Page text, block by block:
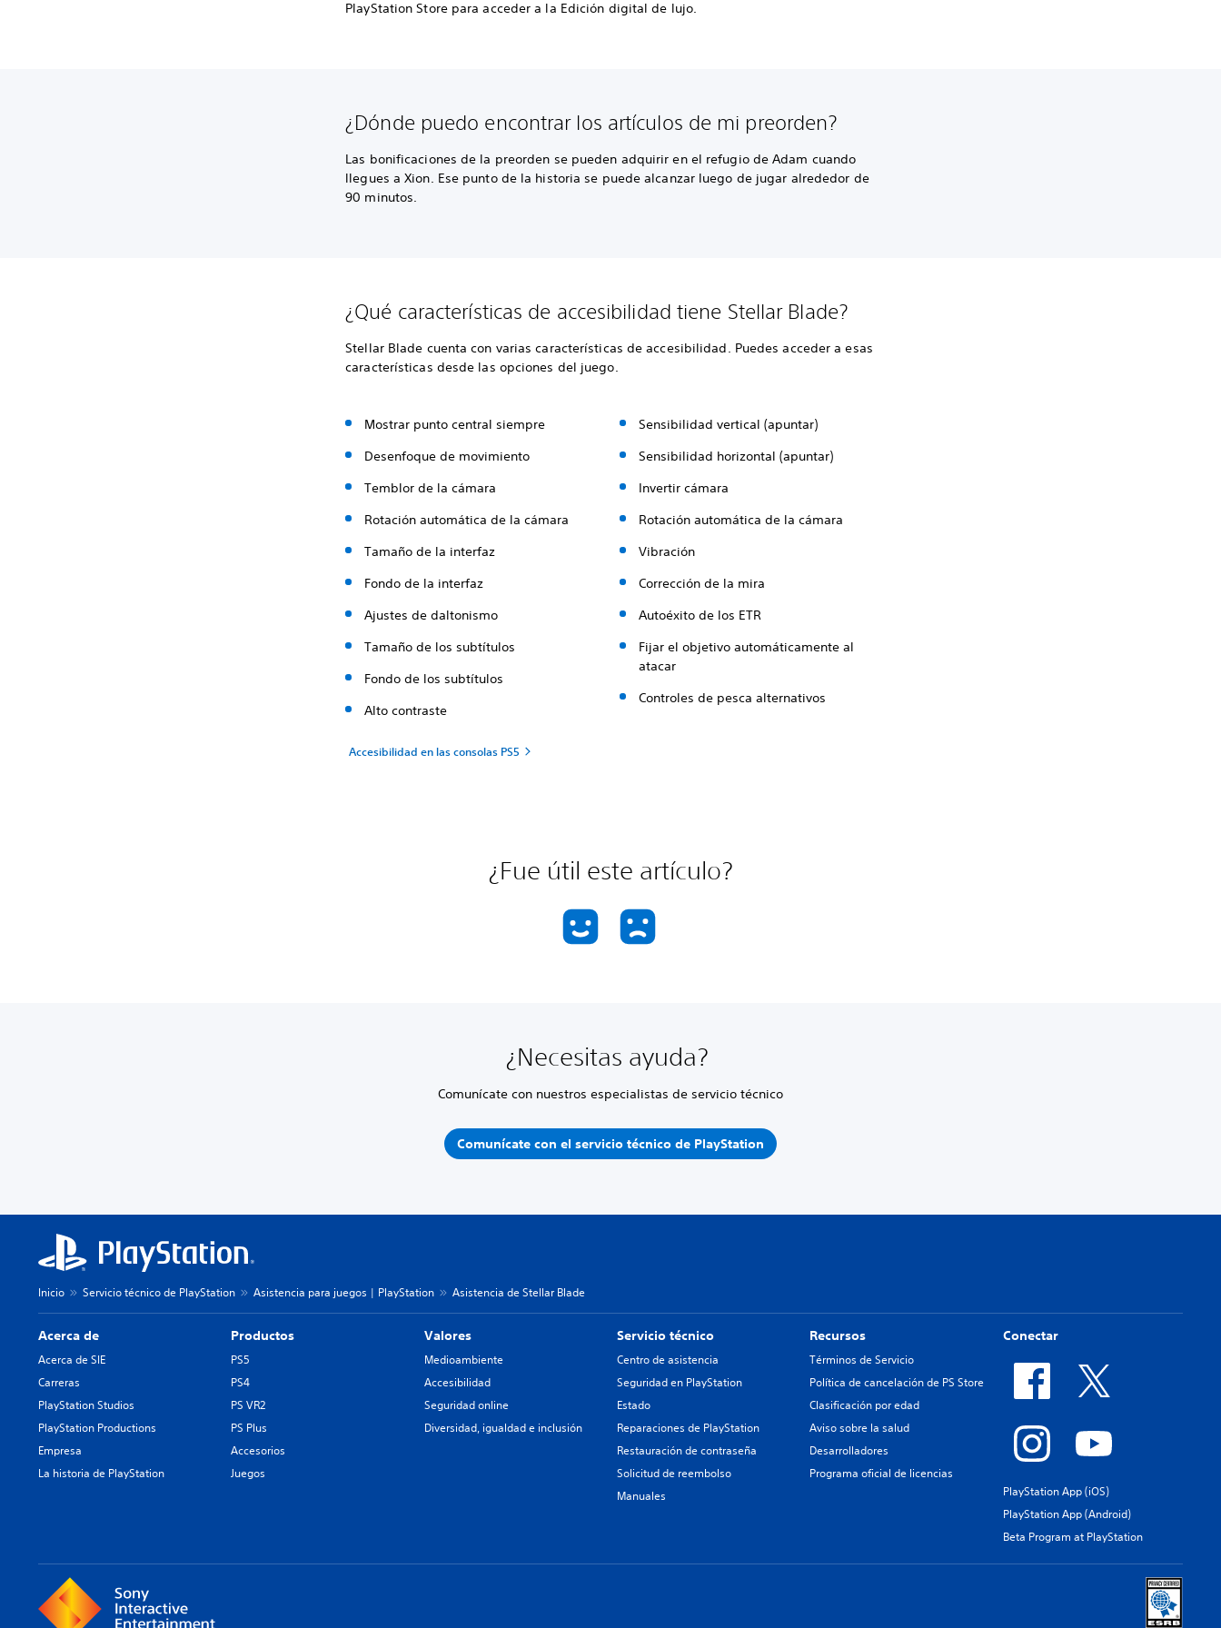
PlayStation Store para acceder a la Edición digital de lujo.
¿Dónde puedo encontrar los artículos de mi preorden?
Las bonificaciones de la preorden se pueden adquirir en el refugio de Adam cuando
llegues a Xion. Ese punto de la historia se puede alcanzar luego de jugar alrededor de
90 minutos.
¿Qué características de accesibilidad tiene Stellar Blade?
Stellar Blade cuenta con varias características de accesibilidad. Puedes acceder a esas
características desde las opciones del juego.
Mostrar punto central siempre
Desenfoque de movimiento
Temblor de la cámara
Rotación automática de la cámara
Tamaño de la interfaz
Fondo de la interfaz
Ajustes de daltonismo
Tamaño de los subtítulos
Fondo de los subtítulos
Alto contraste
Sensibilidad vertical (apuntar)
Sensibilidad horizontal (apuntar)
Invertir cámara
Rotación automática de la cámara
Vibración
Corrección de la mira
Autoéxito de los ETR
Fijar el objetivo automáticamente al
atacar
Controles de pesca alternativos
Accesibilidad en las consolas PS5
¿Fue útil este artículo?
¿Necesitas ayuda?
Comunícate con nuestros especialistas de servicio técnico
Comunícate con el servicio técnico de PlayStation
Inicio Servicio técnico de PlayStation Asistencia para juegos | PlayStation Asistencia de Stellar Blade
Acerca de
Acerca de SIE
Carreras
PlayStation Studios
PlayStation Productions
Empresa
La historia de PlayStation
Productos
PS5
PS4
PS VR2
PS Plus
Accesorios
Juegos
Valores
Medioambiente
Accesibilidad
Seguridad online
Diversidad, igualdad e inclusión
Servicio técnico
Centro de asistencia
Seguridad en PlayStation
Estado
Reparaciones de PlayStation
Restauración de contraseña
Solicitud de reembolso
Manuales
Recursos
Términos de Servicio
Política de cancelación de PS Store
Clasificación por edad
Aviso sobre la salud
Desarrolladores
Programa oficial de licencias
Conectar
PlayStation App (iOS)
PlayStation App (Android)
Beta Program at PlayStation